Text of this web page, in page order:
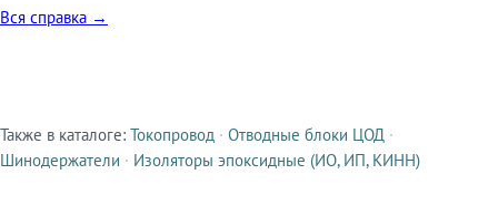
Вся справка →
Смежные продукты
Также в каталоге: Токопровод · Отводные блоки ЦОД ·
Шинодержатели · Изоляторы эпоксидные (ИО, ИП, КИНН)